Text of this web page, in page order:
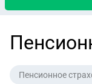
Пенсионное